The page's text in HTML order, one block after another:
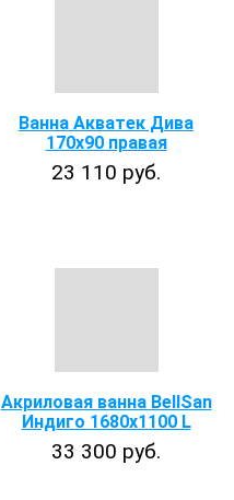
Ванна Акватек Дива
170x90 правая
23 110 руб.
Акриловая ванна BellSan
Индиго 1680х1100 L
33 300 руб.